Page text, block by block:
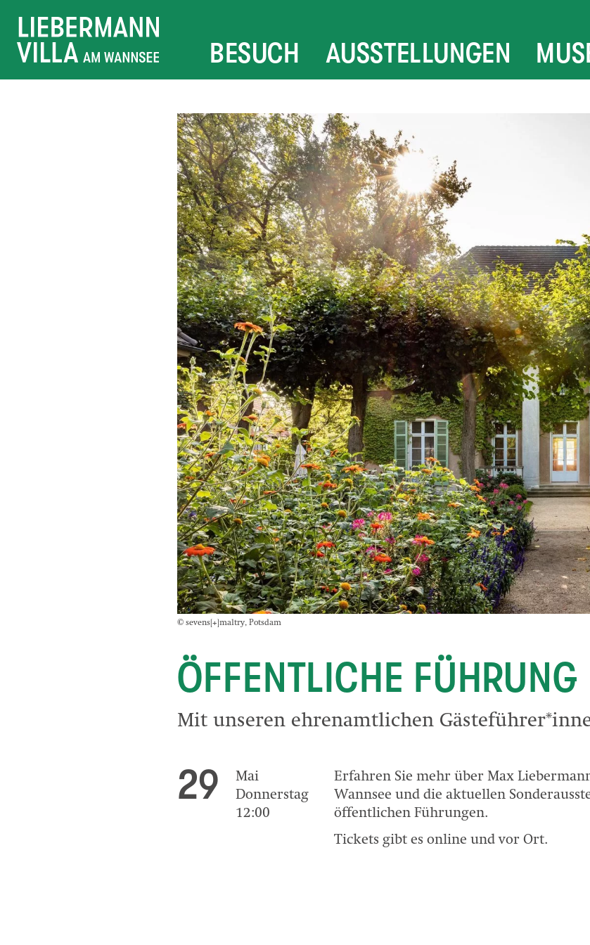
BESUCH AUSSTELLUNGEN
© sevens[+]maltry, Potsdam
ÖFFENTLICHE FÜHRUNG
Mit unseren ehrenamtlichen
Erfahren Sie mehr über Max
Wannsee und die aktuellen
öffentlichen Führungen.
Tickets gibt es online und vor Ort.
29
Mai
Donnerstag
12:00